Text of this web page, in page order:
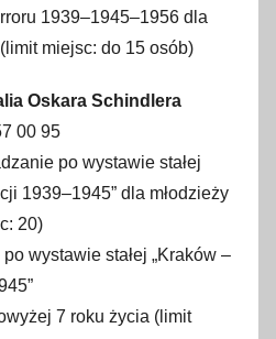
1939–1945–1956 dla
miejsc: do 15 osób)
Oskara Schindlera
00 95
po wystawie stałej
1939–1945” dla młodzieży
20)
wystawie stałej „Kraków –
7 roku życia (limit